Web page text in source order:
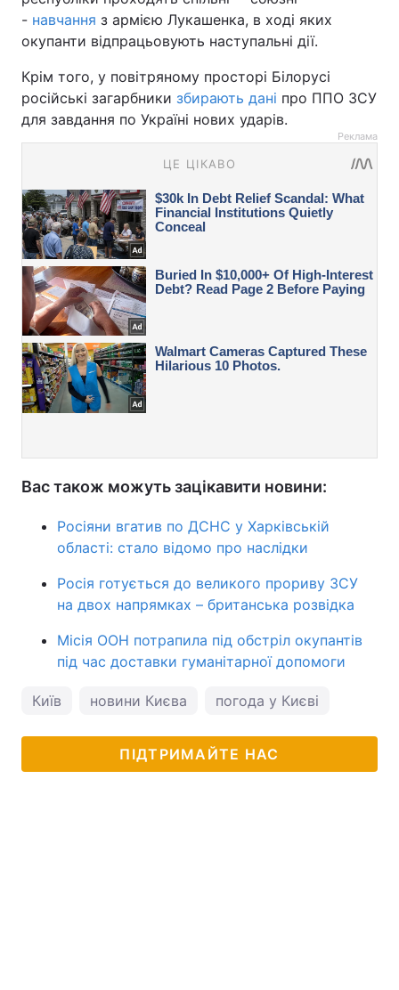
- навчання з армією Лукашенка, в ході яких
окупанти відпрацьовують наступальні дії.
Крім того, у повітряному просторі Білорусі
російські загарбники збирають дані про ППО ЗСУ
для завдання по Україні нових ударів.
Реклама
Вас також можуть зацікавити новини:
Росіяни вгатив по ДСНС у Харківській
області: стало відомо про наслідки
Росія готується до великого прориву ЗСУ
на двох напрямках – британська розвідка
Місія ООН потрапила під обстріл окупантів
під час доставки гуманітарної допомоги
Київ новини Києва погода у Києві
ПІДТРИМАЙТЕ НАС